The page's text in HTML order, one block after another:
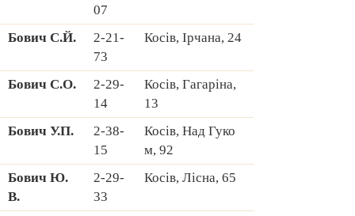
07
Бович С.Й.
2-21-
73
Косів, Ірчана, 24
Бович С.О.
2-29-
14
Косів, Гагаріна,
13
Бович У.П.
2-38-
15
Косів, Hад Гуко
м, 92
Бович Ю.
В.
2-29-
33
Косів, Лісна, 65